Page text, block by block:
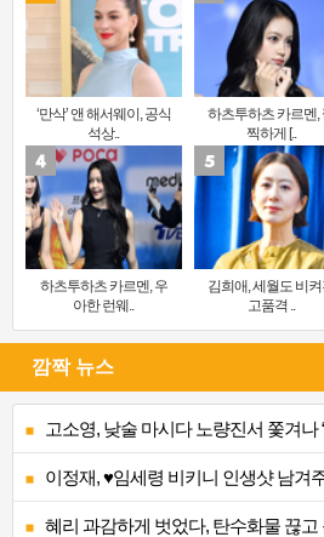
‘만삭’ 앤 해서웨이, 공식
석상..
하츠투하츠 카르멘,
찍하게 [..
하츠투하츠 카르멘, 우
아한 런웨..
김희애, 세월도 비
고품격 ..
깜짝 뉴스
고소영, 낮술 마시다 노량진서 쫓겨나
이정재, ♥임세령 비키니 인생샷 남겨
혜리 과감하게 벗었다, 탄수화물 끊고